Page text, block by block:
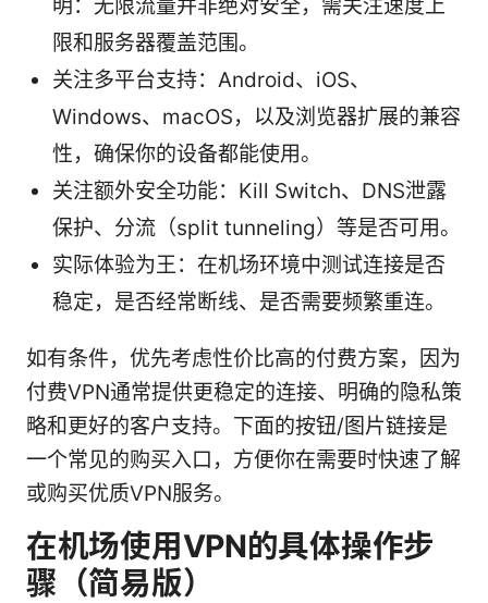
明：无限流量并非绝对安全，需关注速度上
限和服务器覆盖范围。
关注多平台支持：Android、iOS、
Windows、macOS，以及浏览器扩展的兼容
性，确保你的设备都能使用。
关注额外安全功能：Kill Switch、DNS泄露
保护、分流（split tunneling）等是否可用。
实际体验为王：在机场环境中测试连接是否
稳定，是否经常断线、是否需要频繁重连。
如有条件，优先考虑性价比高的付费方案，因为
付费VPN通常提供更稳定的连接、明确的隐私策
略和更好的客户支持。下面的按钮/图片链接是
一个常见的购买入口，方便你在需要时快速了解
或购买优质VPN服务。
在机场使用VPN的具体操作步
骤（简易版）